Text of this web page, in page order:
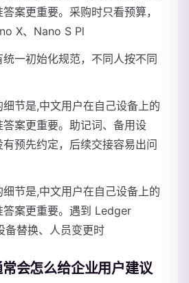
案更重要。采购时只看预算，
X、Nano S Pl
一初始化规范，不同人按不同
节是,中文用户在自己设备上的
案更重要。助记词、备用设
预先约定，后续交接容易出问
节是,中文用户在自己设备上的
答案更重要。遇到 Ledger
备替换、人员变更时
会怎么给企业用户建议